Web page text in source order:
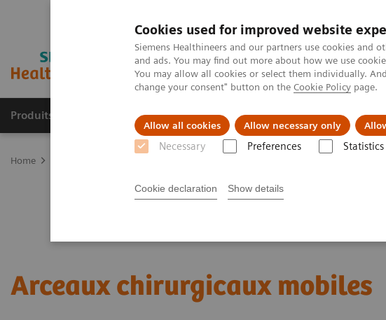
Cookies used for improved website
Siemens Healthineers and our partners use cookies and
and ads. You may find out more about how we use
You may allow all cookies or select them individually.
change your consent" button on the Cookie Policy page.
Allow all cookies Allow necessary only
Necessary Preferences Statistics
Cookie declaration Show details
Produits & Services À propos de Clinical Fields
Home
Arceaux chirurgicaux mobiles